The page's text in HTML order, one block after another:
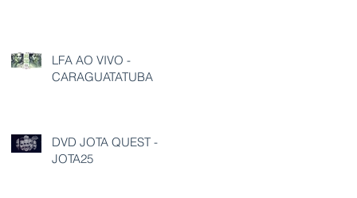
LFA AO VIVO -
CARAGUATATUBA
DVD JOTA QUEST -
JOTA25